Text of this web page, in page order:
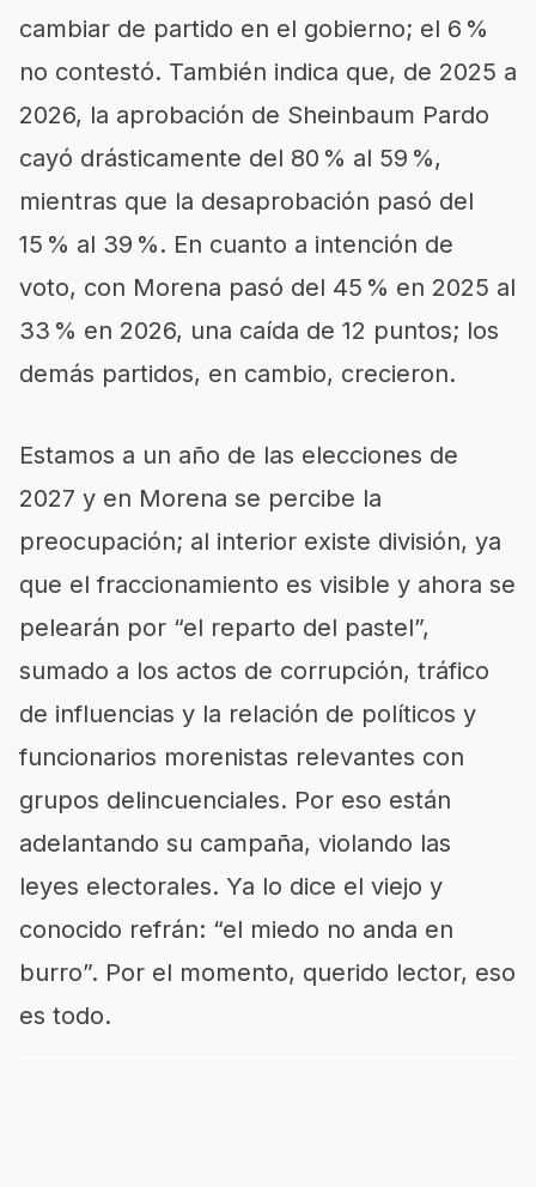
cambiar de partido en el gobierno; el 6 %
no contestó. También indica que, de 2025 a
2026, la aprobación de Sheinbaum Pardo
cayó drásticamente del 80 % al 59 %,
mientras que la desaprobación pasó del
15 % al 39 %. En cuanto a intención de
voto, con Morena pasó del 45 % en 2025 al
33 % en 2026, una caída de 12 puntos; los
demás partidos, en cambio, crecieron.
Estamos a un año de las elecciones de
2027 y en Morena se percibe la
preocupación; al interior existe división, ya
que el fraccionamiento es visible y ahora se
pelearán por “el reparto del pastel”,
sumado a los actos de corrupción, tráfico
de influencias y la relación de políticos y
funcionarios morenistas relevantes con
grupos delincuenciales. Por eso están
adelantando su campaña, violando las
leyes electorales. Ya lo dice el viejo y
conocido refrán: “el miedo no anda en
burro”. Por el momento, querido lector, eso
es todo.